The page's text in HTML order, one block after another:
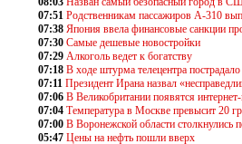
07:51 Родственникам пассажиров А-310
07:38 Япония ввела финансовые санкции
07:30 Самые дешевые новостройки
07:29 Алкоголь ведет к богатству
07:18 В ходе штурма телецентра
07:11 Президент Ирана назвал
07:06 В Великобритании появятся
07:04 Температура в Москве превысит 20
07:00 В Воронежской области столкнулись
05:47 Цены на нефть пошли вверх